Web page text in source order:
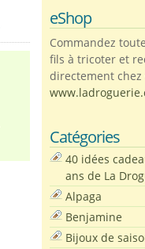
eShop
Commandez
fils à tricoter et
directement chez
Catégories
40 idées
ans de La
Alpaga
Benjamine
Bijoux de